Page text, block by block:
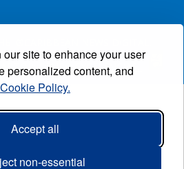
site to enhance your user
personalized content, and
Cookie Policy.
Accept all
non-essential
АВТОР:GRUPO EXCELENCIAS.